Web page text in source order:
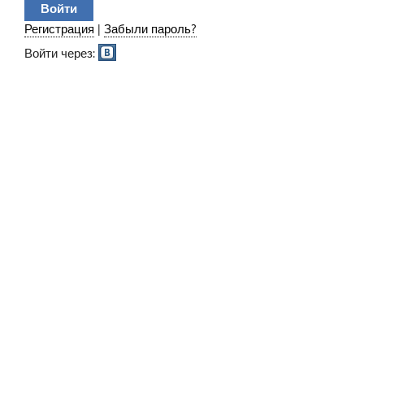
Регистрация | Забыли пароль?
Войти через: